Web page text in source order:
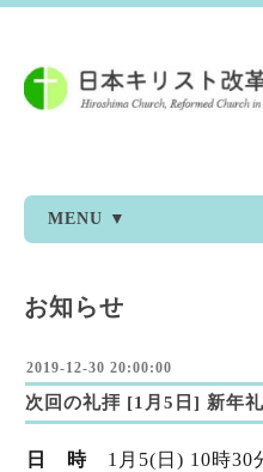
MENU ▼
お知らせ
2019-12-30 20:00:00
次回の礼拝 [1月5日] 新年
日 時 1月5(日) 10時30